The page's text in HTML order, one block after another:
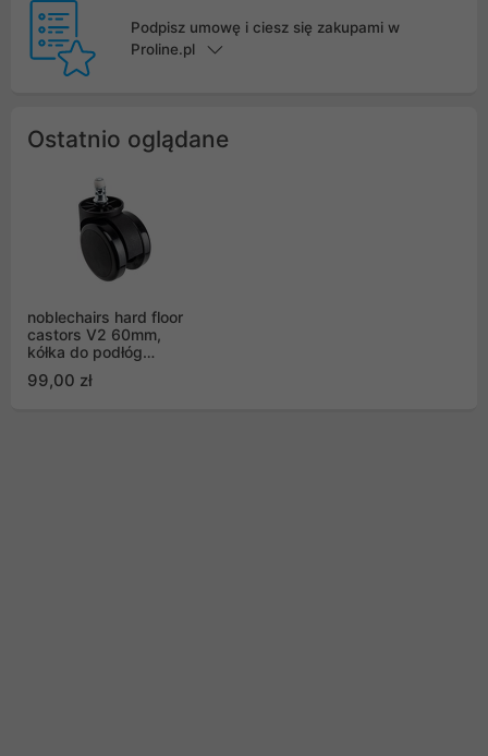
Podpisz umowę i ciesz się zakupami w
Proline.pl
Ostatnio oglądane
noblechairs hard floor
castors V2 60mm,
kółka do podłóg
automatycznej blokady
99,00 zł